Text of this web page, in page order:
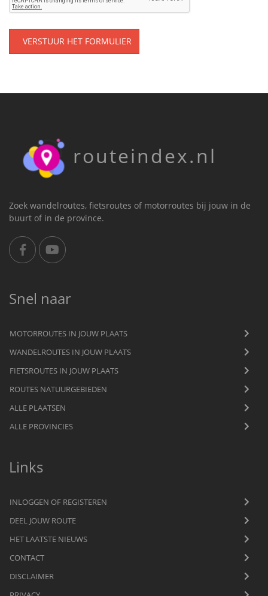
VERSTUUR HET FORMULIER
routeindex.nl
Zoek wandelroutes, fietsroutes of motorroutes bij jouw in de
buurt of in de province.
Snel naar
MOTORROUTES IN JOUW PLAATS
WANDELROUTES IN JOUW PLAATS
FIETSROUTES IN JOUW PLAATS
ROUTES NATUURGEBIEDEN
ALLE PLAATSEN
ALLE PROVINCIES
Links
INLOGGEN OF REGISTEREN
DEEL JOUW ROUTE
HET LAATSTE NIEUWS
CONTACT
DISCLAIMER